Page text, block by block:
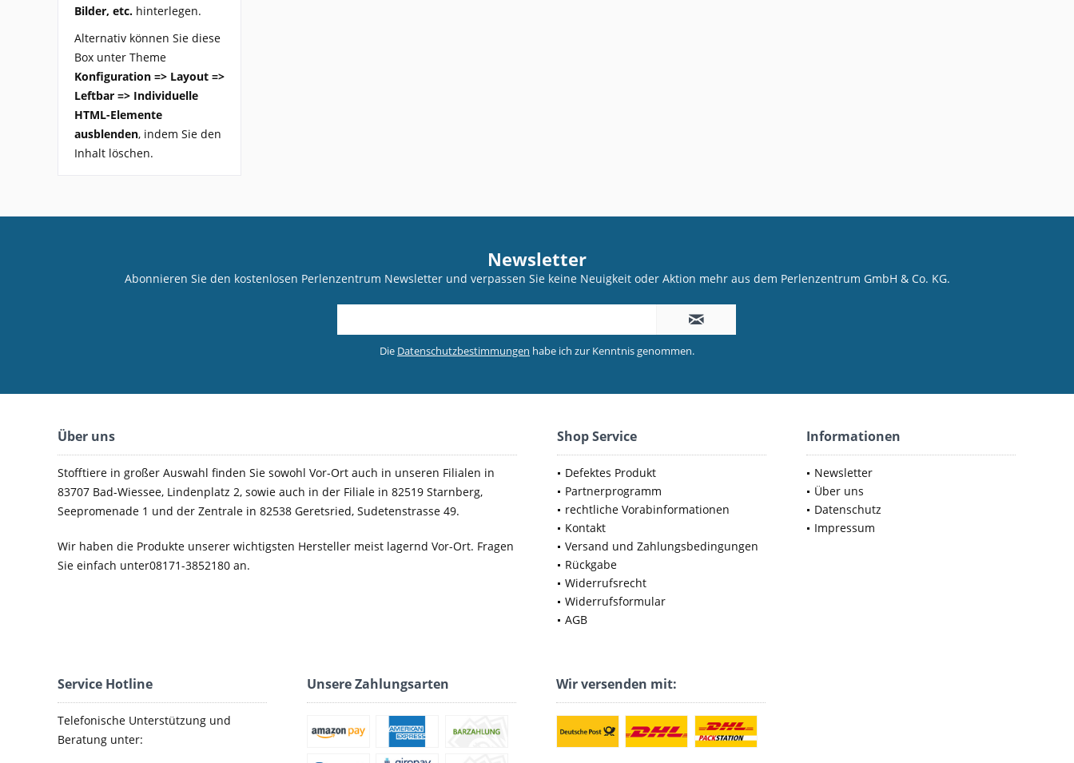
Bilder, etc. hinterlegen.
Alternativ können Sie diese
Box unter Theme
Konfiguration => Layout =>
Leftbar => Individuelle
HTML-Elemente
ausblenden, indem Sie den
Inhalt löschen.
Newsletter
Abonnieren Sie den kostenlosen Perlenzentrum Newsletter und verpassen Sie keine Neuigkeit oder Aktion mehr aus dem Perlenzentrum GmbH & Co. KG.
Die Datenschutzbestimmungen habe ich zur Kenntnis genommen.
Über uns
Stofftiere in großer Auswahl finden Sie sowohl Vor-Ort auch in unseren Filialen in
83707 Bad-Wiessee, Lindenplatz 2, sowie auch in der Filiale in 82519 Starnberg,
Seepromenade 1 und der Zentrale in 82538 Geretsried, Sudetenstrasse 49.
Wir haben die Produkte unserer wichtigsten Hersteller meist lagernd Vor-Ort. Fragen
Sie einfach unter08171-3852180 an.
Shop Service
Defektes Produkt
Partnerprogramm
rechtliche Vorabinformationen
Kontakt
Versand und Zahlungsbedingungen
Rückgabe
Widerrufsrecht
Widerrufsformular
AGB
Informationen
Newsletter
Über uns
Datenschutz
Impressum
Service Hotline
Telefonische Unterstützung und
Beratung unter:
Unsere Zahlungsarten Wir versenden mit: